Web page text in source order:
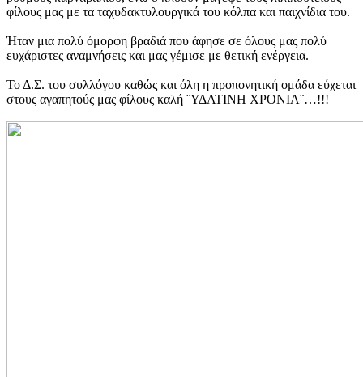
φίλους μας με τα ταχυδακτυλουργικά του κόλπα και παιχνίδια του.
Ήταν μια πολύ όμορφη βραδιά που άφησε σε όλους μας πολύ
ευχάριστες αναμνήσεις και μας γέμισε με θετική ενέργεια.
Το Δ.Σ. του συλλόγου καθώς και όλη η προπονητική ομάδα εύχεται
στους αγαπητούς μας φίλους καλή ¨ΥΔΑΤΙΝΗ ΧΡΟΝΙΑ¨…!!!